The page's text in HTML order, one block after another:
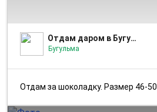
Отдам даром в Бугульме
Бугульма
Отдам за шоколадку. Размер 46-50.